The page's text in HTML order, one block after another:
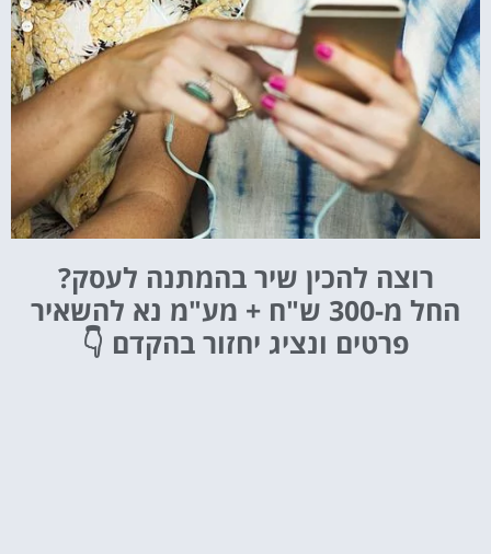
רוצה להכין שיר בהמתנה לעסק?
החל מ-300 ש"ח + מע"מ
נא להשאיר
פרטים ונציג יחזור בהקדם 👇